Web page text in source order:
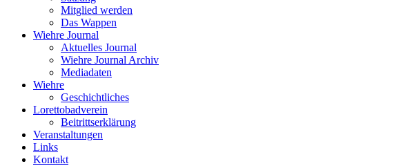
Mitglied werden
Das Wappen
Wiehre Journal
Aktuelles Journal
Wiehre Journal Archiv
Mediadaten
Wiehre
Geschichtliches
Lorettobadverein
Beitrittserklärung
Veranstaltungen
Links
Kontakt